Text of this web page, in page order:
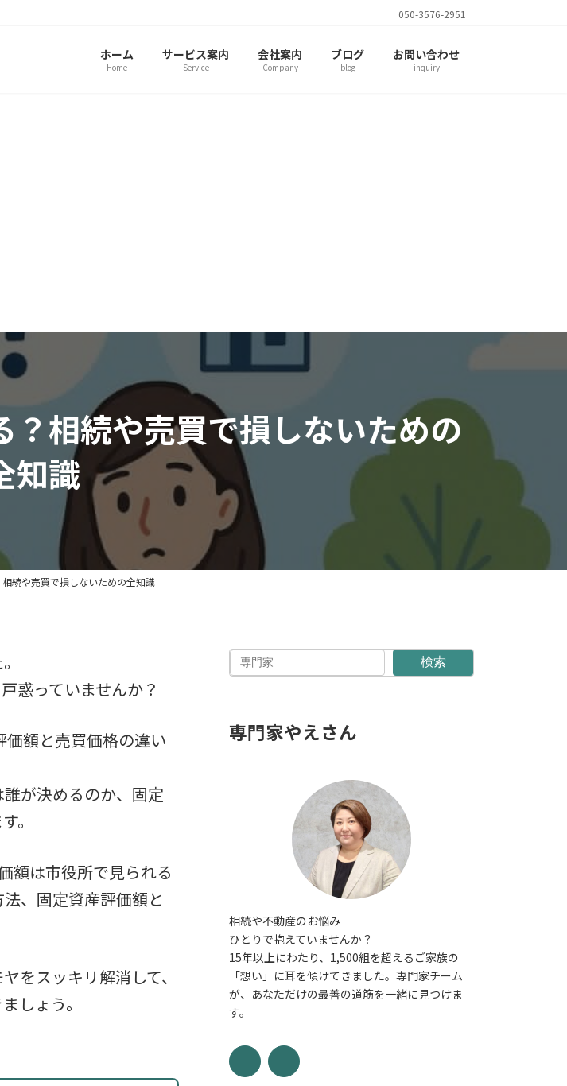
050-3576-2951
ホーム
Home
サービス案内
Service
会社案内
Company
ブログ
blog
お問い合わせ
inquiry
相続や売買で損しないための
知識
続や売買で損しないための全知識
惑っていませんか？
額と売買価格の違い
が決めるのか、固定
。
額は市役所で見られる
、固定資産評価額と
をスッキリ解消して、
しょう。
検索
専門家やえさん
相続や不動産のお悩み
ひとりで抱えていませんか？
15年以上にわたり、1,500組を超えるご家族の
「想い」に耳を傾けてきました。専門家チーム
が、あなただけの最善の道筋を一緒に見つけま
す。